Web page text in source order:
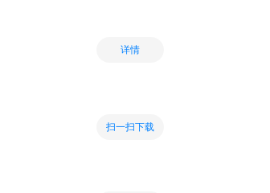
详情
扫一扫下载